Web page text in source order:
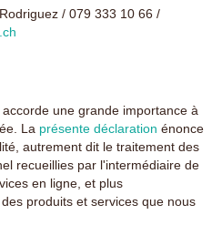
/ 079 333 10 66 /
une grande importance à
La présente déclaration énonce
autrement dit le traitement des
recueillies par l'intermédiaire de
en ligne, et plus
produits et services que nous